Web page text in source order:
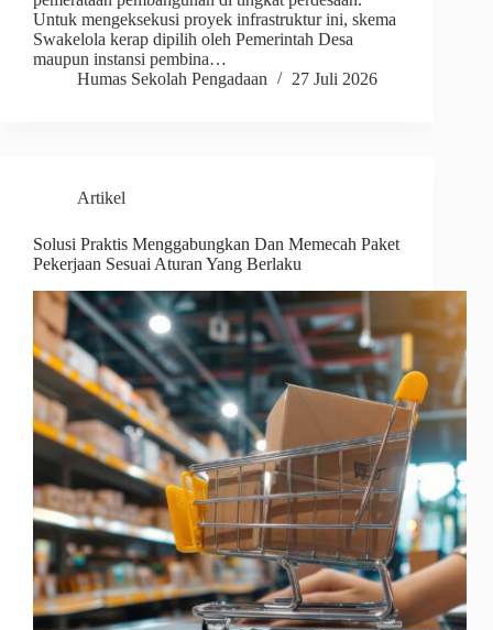
Untuk mengeksekusi proyek infrastruktur ini, skema
Swakelola kerap dipilih oleh Pemerintah Desa
maupun instansi pembina…
Humas Sekolah Pengadaan
27 Juli 2026
Artikel
Solusi Praktis Menggabungkan Dan Memecah Paket
Pekerjaan Sesuai Aturan Yang Berlaku